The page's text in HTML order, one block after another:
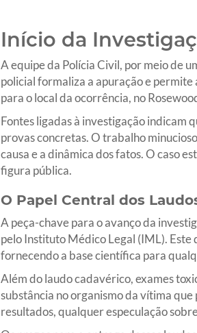
Início da
A equipe da Polícia Civil, por meio de
policial formaliza a apuração e
para o local da ocorrência, no
Fontes ligadas à investigação indicam
provas concretas. O trabalho
causa e a dinâmica dos fatos. O caso
figura pública.
O Papel Central dos
A peça-chave para o avanço da
pelo Instituto Médico Legal (IML).
fornecendo a base científica para
Além do laudo cadavérico, exames
substância no organismo da vítima
resultados, qualquer especulação